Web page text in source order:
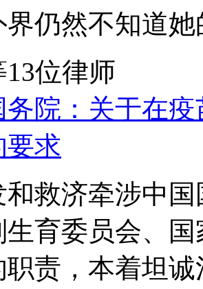
界仍然不知道
位律师
院：关于在
要求
救济牵涉中
育委员会、
职责，本着坦